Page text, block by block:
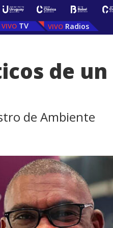
TV Radios
de un
de Ambiente